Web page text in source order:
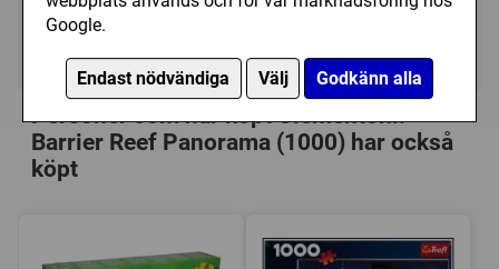
Google.
Endast nödvändiga Välj Godkänn alla
Ej tillgänglig
Personer som har köpt Clementoni:
Barrier Reef Panorama (1000) har också
köpt